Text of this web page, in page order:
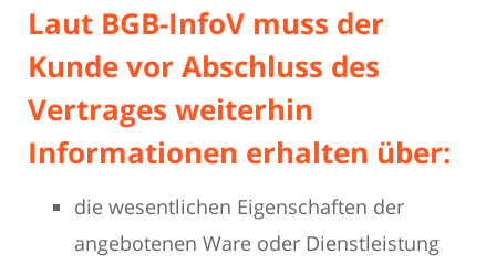
Laut BGB-InfoV muss der
Kunde vor Abschluss des
Vertrages weiterhin
Informationen erhalten über:
die wesentlichen Eigenschaften der
angebotenen Ware oder Dienstleistung